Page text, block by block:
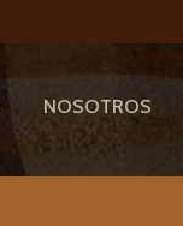
NOSOTROS